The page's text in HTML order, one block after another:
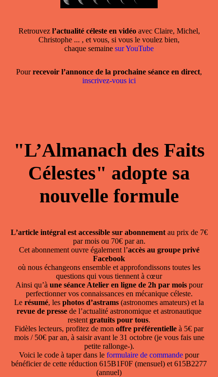
Retrouvez l’actualité céleste en vidéoavec Claire, Michel,
Christophe ... , et vous, si vous le voulez bien,
chaque semaine sur YouTube
Pourrecevoir l’annonce de la prochaine séance en direct,
inscrivez-vous ici
"L’Almanach des Faits
Célestes" adopte sa
nouvelle formule
L’article intégral est accessible sur abonnementau prix de 7€
par mois ou 70€ par an.
Cet abonnement ouvre également l’accès au groupe privé
Facebook
où nous échangeons ensemble et approfondissons toutes les
questions qui vous tiennent à cœur
Ainsi qu’à une séance Atelier en ligne de 2h par moispour
perfectionner vos connaissances en mécanique céleste.
Le résumé, les photos d’astrams (astronomes amateurs) et la
revue de presse de l’actualité astronomique et astronautique
restent gratuits pour tous.
Fidèles lecteurs, profitez de mon offre préférentielle à 5€ par
mois / 50€ par an, à saisir avant le 31 octobre (je vous fais une
petite rallonge-).
Voici le code à taper dans le formulaire de commande pour
bénéficier de cette réduction 615B1F0F (mensuel) et 615B2277
(annuel)